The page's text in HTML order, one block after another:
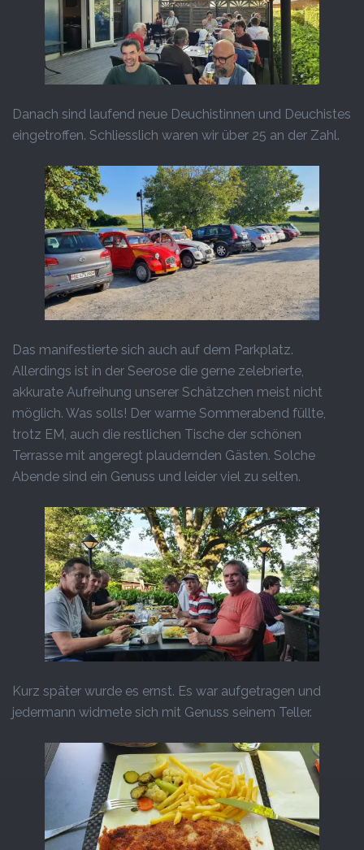
Danach sind laufend neue Deuchistinnen und Deuchistes
eingetroffen. Schliesslich waren wir über 25 an der Zahl.
Das manifestierte sich auch auf dem Parkplatz.
Allerdings ist in der Seerose die gerne zelebrierte,
akkurate Aufreihung unserer Schätzchen meist nicht
möglich. Was solls! Der warme Sommerabend füllte,
trotz EM, auch die restlichen Tische der schönen
Terrasse mit angeregt plaudernden Gästen. Solche
Abende sind ein Genuss und leider viel zu selten.
Kurz später wurde es ernst. Es war aufgetragen und
jedermann widmete sich mit Genuss seinem Teller.